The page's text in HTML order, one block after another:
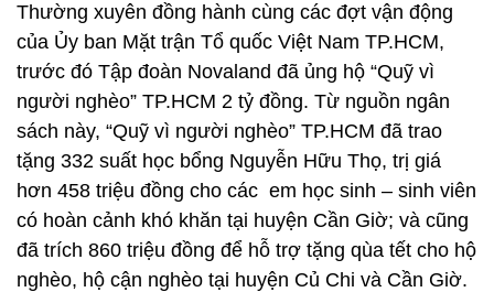
Thường xuyên đồng hành cùng các đợt vận động
của Ủy ban Mặt trận Tổ quốc Việt Nam TP.HCM,
trước đó Tập đoàn Novaland đã ủng hộ “Quỹ vì
người nghèo” TP.HCM 2 tỷ đồng. Từ nguồn ngân
sách này, “Quỹ vì người nghèo” TP.HCM đã trao
tặng 332 suất học bổng Nguyễn Hữu Thọ, trị giá
hơn 458 triệu đồng cho các em học sinh – sinh viên
có hoàn cảnh khó khăn tại huyện Cần Giờ; và cũng
đã trích 860 triệu đồng để hỗ trợ tặng qùa tết cho hộ
nghèo, hộ cận nghèo tại huyện Củ Chi và Cần Giờ.